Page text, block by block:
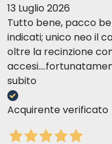
13 Luglio 2026
Tutto bene, pacco
indicati; unico neo il
oltre la recinzione
subito
Acquirente verificato